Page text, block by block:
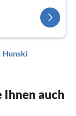
Hunski
auch